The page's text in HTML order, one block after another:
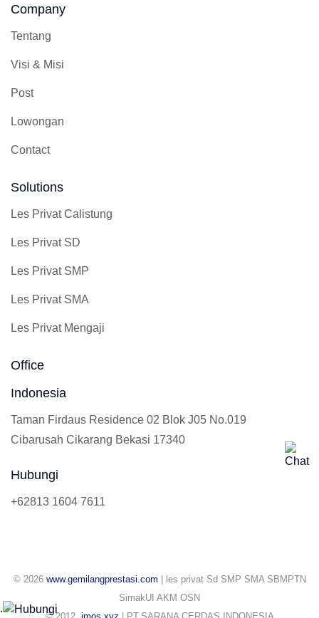
Company
Tentang
Visi & Misi
Post
Lowongan
Contact
Solutions
Les Privat Calistung
Les Privat SD
Les Privat SMP
Les Privat SMA
Les Privat Mengaji
Office
Indonesia
Taman Firdaus Residence 02 Blok J05 No.019
Cibarusah Cikarang Bekasi 17340
Hubungi
+62813 1604 7611
© 2026 www.gemilangprestasi.com | les privat Sd SMP SMA SBMPTN
SimakUI AKM OSN
.